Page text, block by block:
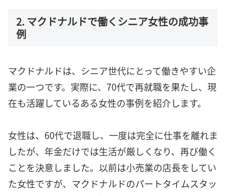
2. マクドナルドで働くシニア女性の成功事
例
マクドナルドは、シニア世代にとって働きやすい企
業の一つです。実際に、70代で再就職を果たし、現
在も活躍しているある女性の事例を紹介します。
女性は、60代で退職し、一度は完全に仕事を離れま
したが、年金だけでは生活が厳しくなり、再び働く
ことを決意しました。以前は小売業の店長をしてい
た女性ですが、マクドナルドのパートタイムスタッ